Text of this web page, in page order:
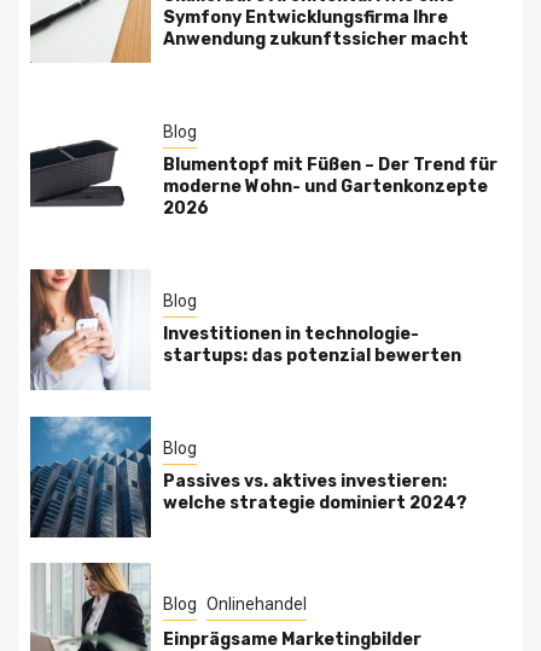
Symfony Entwicklungsfirma Ihre
Anwendung zukunftssicher macht
Blog
Blumentopf mit Füßen – Der Trend für
moderne Wohn- und Gartenkonzepte
2026
Blog
Investitionen in technologie-
startups: das potenzial bewerten
Blog
Passives vs. aktives investieren:
welche strategie dominiert 2024?
Blog Onlinehandel
Einprägsame Marketingbilder